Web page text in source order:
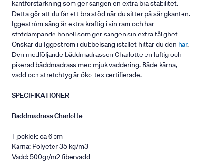
kantförstärkning som ger sängen en extra bra stabilitet.
Detta gör att du får ett bra stöd när du sitter på sängkanten.
Iggeström säng är extra kraftig i sin ram och har
stötdämpande bonell som ger sängen sin extra tålighet.
Önskar du Iggeström i dubbelsäng istället hittar du den här.
Den medföljande bäddmadrassen Charlotte en luftig och
pikerad bäddmadrass med mjuk vaddering. Både kärna,
vadd och stretchtyg är öko-tex certifierade.
SPECIFIKATIONER
Bäddmadrass Charlotte
Tjocklek: ca 6 cm
Kärna: Polyeter 35 kg/m3
Vadd: 500gr/m2 fibervadd